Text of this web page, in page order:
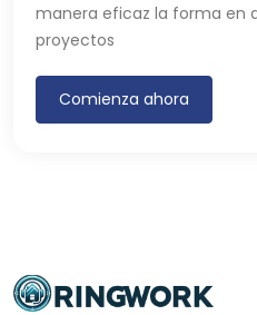
manera eficaz la forma en
proyectos
Comienza ahora